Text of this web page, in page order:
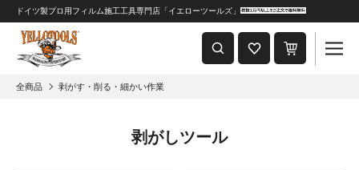
重要なおしらせ
2024年8月1日 価格改定につきまして
ドイツ製プロ用フィルム施工工具専門店「イエローツールズ」
全商品 剥がす・削る・細かい作業
剥がしツール